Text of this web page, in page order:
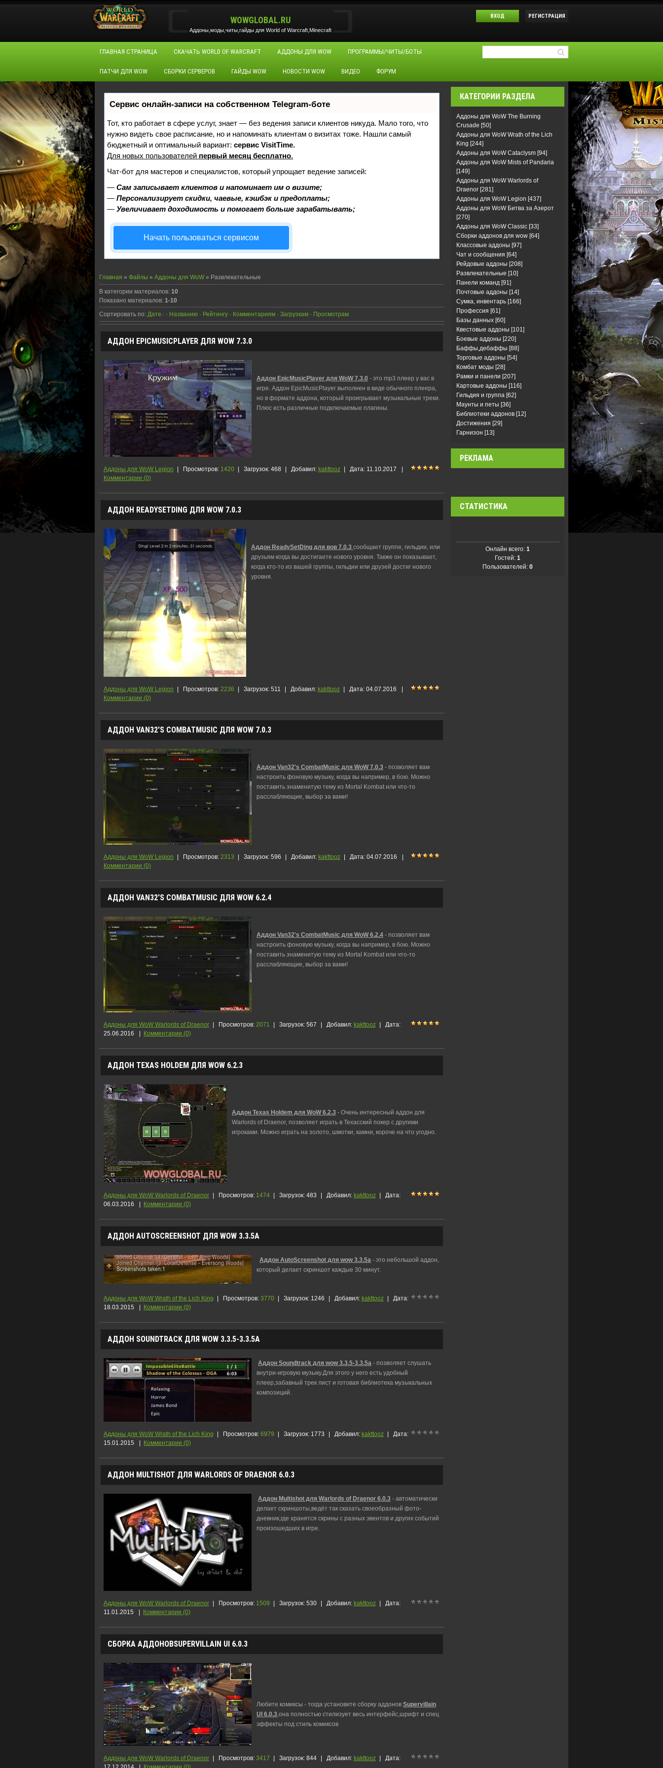
WOWGLOBAL.RU
Аддоны,моды,читы,гайды для World of Warcraft,Minecraft
ВХОД РЕГИСТРАЦИЯ
ГЛАВНАЯ СТРАНИЦА СКАЧАТЬ WORLD OF WARCRAFT АДДОНЫ ДЛЯ WOW ПРОГРАММЫ/ЧИТЫ/БОТЫ
ПАТЧИ ДЛЯ WOW СБОРКИ СЕРВЕРОВ ГАЙДЫ WOW НОВОСТИ WOW ВИДЕО ФОРУМ
Сервис онлайн-записи на собственном Telegram-боте
Тот, кто работает в сфере услуг, знает — без ведения записи клиентов никуда. Мало того, что
нужно видеть свое расписание, но и напоминать клиентам о визитах тоже. Нашли самый
бюджетный и оптимальный вариант: сервис VisitTime.
Для новых пользователей первый месяц бесплатно.
Чат-бот для мастеров и специалистов, который упрощает ведение записей:
— Сам записывает клиентов и напоминает им о визите;
— Персонализирует скидки, чаевые, кэшбэк и предоплаты;
— Увеличивает доходимость и помогает больше зарабатывать;
Начать пользоваться сервисом
Главная » Файлы » Аддоны для WoW » Развлекательные
В категории материалов: 10
Показано материалов: 1-10
Сортировать по: Дате · Названию · Рейтингу · Комментариям · Загрузкам · Просмотрам
АДДОН EPICMUSICPLAYER ДЛЯ WOW 7.3.0
Аддон EpicMusicPlayer для WoW 7.3.0 - это mp3 плеер у вас в
игре. Аддон EpicMusicPlayer выполнен в виде обычного плеера,
но в формате аддона, который проигрывает музыкальные треки.
Плюс есть различные подключаемые плагины.
Аддоны для WoW Legion | Просмотров: 1420 | Загрузок: 468 | Добавил: kakttooz | Дата: 11.10.2017
|
Комментарии (0)
АДДОН READYSETDING ДЛЯ WOW 7.0.3
Аддон ReadySetDing для вов 7.0.3 сообщает группе, гильдии, или
друзьям когда вы достигаете нового уровня. Также он показывает,
когда кто-то из вашей группы, гильдии или друзей достиг нового
уровня.
Аддоны для WoW Legion | Просмотров: 2236 | Загрузок: 511 | Добавил: kakttooz | Дата: 04.07.2016
|
Комментарии (0)
АДДОН VAN32'S COMBATMUSIC ДЛЯ WOW 7.0.3
Аддон Van32's CombatMusic для WoW 7.0.3 - позволяет вам
настроить фоновую музыку, когда вы например, в бою. Можно
поставить знаменитую тему из Mortal Kombat или что-то
расслабляющие, выбор за вами!
Аддоны для WoW Legion | Просмотров: 2313 | Загрузок: 596 | Добавил: kakttooz | Дата: 04.07.2016
|
Комментарии (0)
АДДОН VAN32'S COMBATMUSIC ДЛЯ WOW 6.2.4
Аддон Van32's CombatMusic для WoW 6.2.4 - позволяет вам
настроить фоновую музыку, когда вы например, в бою. Можно
поставить знаменитую тему из Mortal Kombat или что-то
расслабляющие, выбор за вами!
Аддоны для WoW Warlords of Draenor | Просмотров: 2071 | Загрузок: 567 | Добавил: kakttooz |
Дата:
25.06.2016
| Комментарии (0)
АДДОН TEXAS HOLDEM ДЛЯ WOW 6.2.3
Аддон Texas Holdem для WoW 6.2.3 - Очень интересный аддон для
Warlords of Draenor, позволяет играть в Техасский покер с другими
игроками. Можно играть на золото, шмотки, камни, короче на что угодно.
Аддоны для WoW Warlords of Draenor | Просмотров: 1474 | Загрузок: 483 | Добавил: kakttooz |
Дата:
06.03.2016
| Комментарии (0)
АДДОН AUTOSCREENSHOT ДЛЯ WOW 3.3.5A
Аддон AutoScreenshot для wow 3.3.5a - это небольшой аддон,
который делает скриншот каждые 30 минут.
Аддоны для WoW Wrath of the Lich King | Просмотров: 3770 | Загрузок: 1246 | Добавил: kakttooz |
Дата:
18.03.2015
| Комментарии (0)
АДДОН SOUNDTRACK ДЛЯ WOW 3.3.5-3.3.5A
Аддон Soundtrack для wow 3.3.5-3.3.5a - позволяет слушать
внутри-игровую музыку.Для этого у него есть удобный
плеер,забавный трек лист и готовая библиотека музыкальных
композиций.
Аддоны для WoW Wrath of the Lich King | Просмотров: 6979 | Загрузок: 1773 | Добавил: kakttooz |
Дата:
15.01.2015
| Комментарии (0)
АДДОН MULTISHOT ДЛЯ WARLORDS OF DRAENOR 6.0.3
Аддон Multishot для Warlords of Draenor 6.0.3 - автоматически
делает скриншоты,ведёт так сказать своеобразный фото-
дневник,где хранятся скрины с разных эвентов и других событий
произошедших в игре.
Аддоны для WoW Warlords of Draenor | Просмотров: 1509 | Загрузок: 530 | Добавил: kakttooz |
Дата:
11.01.2015
| Комментарии (0)
СБОРКА АДДОНОВSUPERVILLAIN UI 6.0.3
Любите комиксы - тогда установите сборку аддонов Supervillain
UI 6.0.3 ,она полностью стилизует весь интерфейс,шрифт и спец
эффекты под стиль комиксов
Аддоны для WoW Warlords of Draenor | Просмотров: 3417 | Загрузок: 844 | Добавил: kakttooz |
Дата:
КАТЕГОРИИ РАЗДЕЛА
Аддоны для WoW The Burning
Crusade [50]
Аддоны для WoW Wrath of the Lich
King [244]
Аддоны для WoW Cataclysm [94]
Аддоны для WoW Mists of Pandaria
[149]
Аддоны для WoW Warlords of
Draenor [281]
Аддоны для WoW Legion [437]
Аддоны для WoW Битва за Азерот
[270]
Аддоны для WoW Classic [33]
Сборки аддонов для wow [64]
Классовые аддоны [97]
Чат и сообщения [64]
Рейдовые аддоны [208]
Развлекательные [10]
Панели команд [91]
Почтовые аддоны [14]
Сумка, инвентарь [166]
Профессия [61]
Базы данных [60]
Квестовые аддоны [101]
Боевые аддоны [220]
Баффы,дебаффы [88]
Торговые аддоны [54]
Комбат моды [28]
Рамки и панели [207]
Картовые аддоны [116]
Гильдия и группа [62]
Маунты и петы [36]
Библиотеки аддонов [12]
Достижения [29]
Гарнизон [13]
РЕКЛАМА
СТАТИСТИКА
Онлайн всего: 1
Гостей: 1
Пользователей: 0